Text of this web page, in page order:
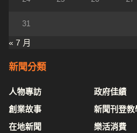
31
« 7 月
新聞分類
人物專訪
創業故事
在地新聞
政府佳績
新聞刊登教
樂活消費